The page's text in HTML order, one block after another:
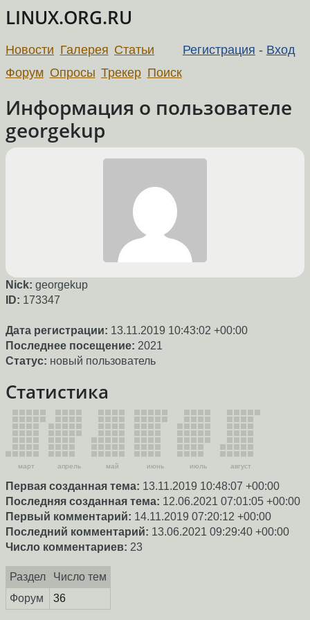
LINUX.ORG.RU
Регистрация - Вход
Новости Галерея Статьи
Форум Опросы Трекер Поиск
Информация о пользователе
georgekup
Nick: georgekup
ID: 173347
Дата регистрации: 13.11.2019 10:43:02 +00:00
Последнее посещение: 2021
Статус: новый пользователь
Статистика
март апрель май июнь июль август
Первая созданная тема: 13.11.2019 10:48:07 +00:00
Последняя созданная тема: 12.06.2021 07:01:05 +00:00
Первый комментарий: 14.11.2019 07:20:12 +00:00
Последний комментарий: 13.06.2021 09:29:40 +00:00
Число комментариев: 23
Раздел
Число тем
Форум
36